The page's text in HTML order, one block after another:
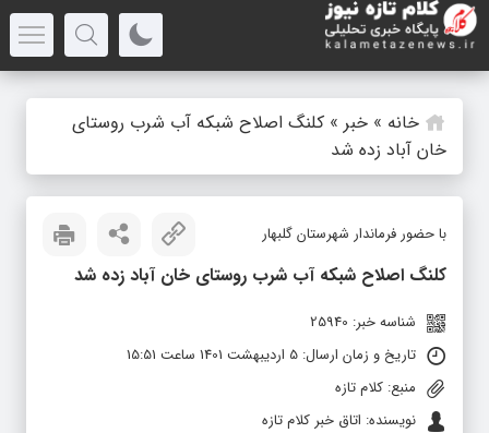
خانه » خبر » کلنگ اصلاح شبکه آب شرب روستای
خان آباد زده شد
با حضور فرماندار شهرستان گلبهار
کلنگ اصلاح شبکه آب شرب روستای خان آباد زده شد
شناسه خبر: 25940
تاریخ و زمان ارسال: 5 اردیبهشت 1401 ساعت 15:51
منبع: کلام تازه
نویسنده: اتاق خبر کلام تازه